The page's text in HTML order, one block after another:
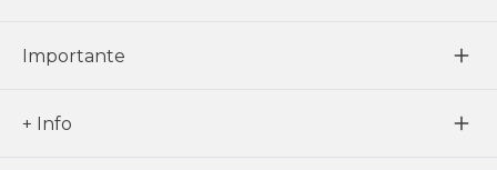
Importante
+ Info